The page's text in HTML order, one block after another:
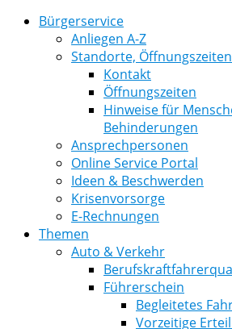
Bürgerservice
Anliegen A-Z
Standorte,
Kontakt
Öffnungszeiten
Hinweise für
Behinderungen
Ansprechpersonen
Online Service Portal
Ideen & Beschwerden
Krisenvorsorge
E-Rechnungen
Themen
Auto & Verkehr
Führerschein
Begleitetes
Vorzeitige